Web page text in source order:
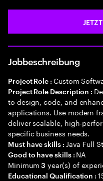
Jobbeschreibung
Project Role : Custom
Project Role Description :
to design, code, and
applications. Use modern
deliver scalable, high-
specific business needs.
Must have skills : Java Full
Good to have skills : NA
Minimum3 year(s) of
Educational Qualification :